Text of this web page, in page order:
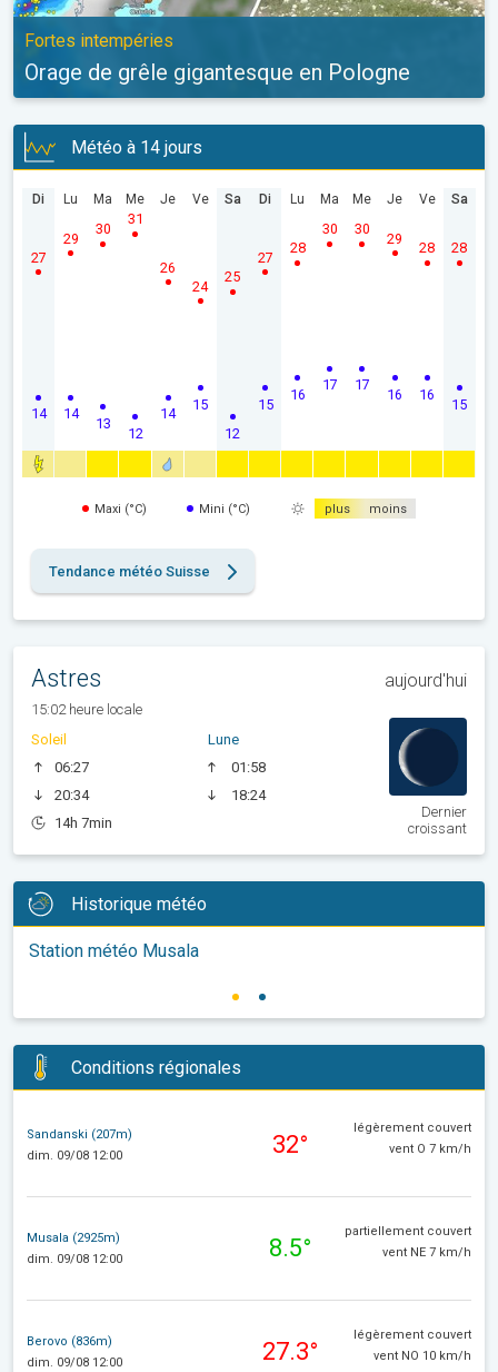
Fortes intempéries
Orage de grêle gigantesque en Pologne
Météo à 14 jours
Di
14
27
Lu
14
29
Ma
13
30
Me
12
31
Je
14
26
Ve
15
24
Sa
12
25
Di
15
27
Lu
16
28
Ma
17
30
Me
17
30
Je
16
29
Ve
16
28
Sa
15
28
Maxi (°C) Mini (°C) plus moins
Tendance météo Suisse
Astres aujourd'hui
15:02 heure locale
Soleil
06:27
20:34
14h 7min
Lune
01:58
18:24
Dernier
croissant
Historique météo
Station météo Musala
Conditions régionales
Sandanski (207m)
dim. 09/08 12:00
32°
légèrement couvert
vent O 7 km/h
Musala (2925m)
dim. 09/08 12:00
8.5°
partiellement couvert
vent NE 7 km/h
Berovo (836m)
dim. 09/08 12:00
27.3°
légèrement couvert
vent NO 10 km/h